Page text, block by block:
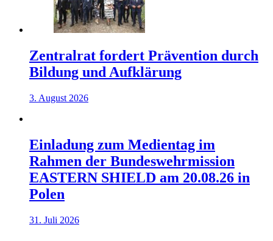
Zentralrat fordert Prävention durch
Bildung und Aufklärung
3. August 2026
Einladung zum Medientag im
Rahmen der Bundeswehrmission
EASTERN SHIELD am 20.08.26 in
Polen
31. Juli 2026